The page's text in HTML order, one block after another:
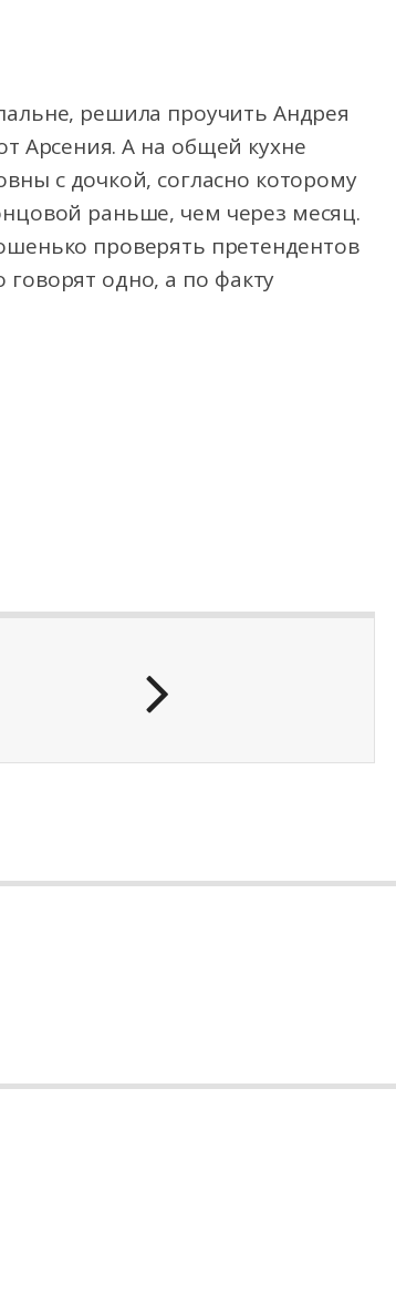
решила проучить Андрея
Арсения. А на общей кухне
с дочкой, согласно которому
раньше, чем через месяц.
проверять претендентов
одно, а по факту